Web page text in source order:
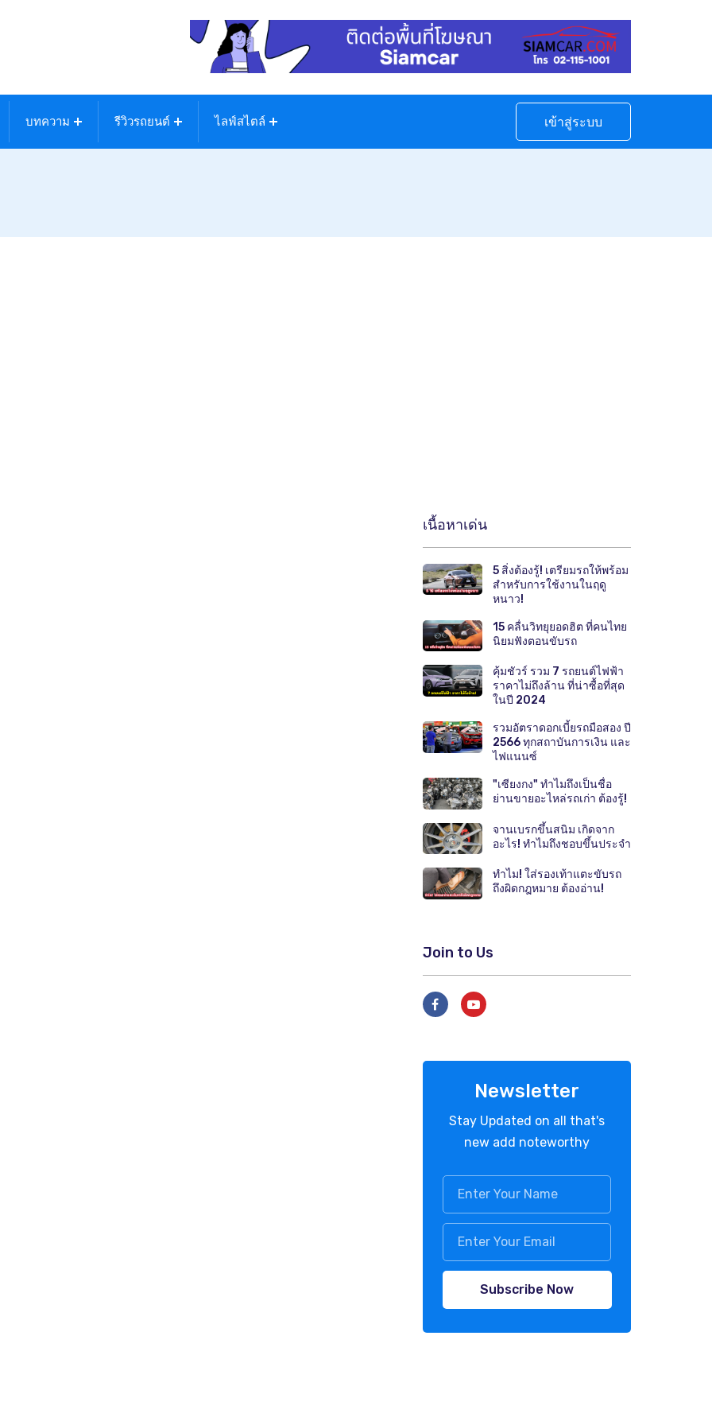
บทความ รีวิวรถยนต์ ไลฟ์สไตล์ เข้าสู่ระบบ
เนื้อหาเด่น
5 สิ่งต้องรู้! เตรียมรถให้พร้อม
สำหรับการใช้งานในฤดู
หนาว!
15 คลื่นวิทยุยอดฮิต ที่คนไทย
นิยมฟังตอนขับรถ
คุ้มชัวร์ รวม 7 รถยนต์ไฟฟ้า
ราคาไม่ถึงล้าน ที่น่าซื้อที่สุด
ในปี 2024
รวมอัตราดอกเบี้ยรถมือสอง ปี
2566 ทุกสถาบันการเงิน และ
ไฟแนนซ์
"เซียงกง" ทำไมถึงเป็นชื่อ
ย่านขายอะไหล่รถเก่า ต้องรู้!
จานเบรกขึ้นสนิม เกิดจาก
อะไร! ทำไมถึงชอบขึ้นประจำ
ทำไม! ใส่รองเท้าแตะขับรถ
ถึงผิดกฎหมาย ต้องอ่าน!
Join to Us
Newsletter
Stay Updated on all that's
new add noteworthy
Subscribe Now